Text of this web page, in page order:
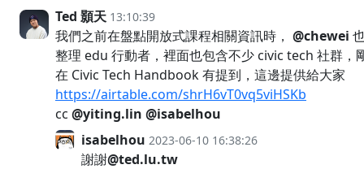
Ted 顥天 13:10:39
我們之前在盤點開放式課程相關資訊時， @chewei
整理 edu 行動者，裡面也包含不少 civic tech 社群，
在 Civic Tech Handbook 有提到，這邊提供給大家
https://airtable.com/shrH6vT0vq5viHSKb
cc @yiting.lin @isabelhou
isabelhou 2023-06-10 16:38:26
謝謝@ted.lu.tw